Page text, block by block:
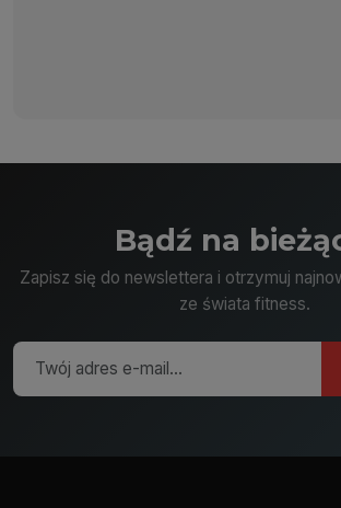
Bądź na
Zapisz się do newslettera i otrzymuj
ze świata fitness.